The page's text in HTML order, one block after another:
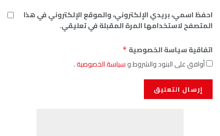
احفظ اسمي، بريدي الإلكتروني، والموقع الإلكتروني في هذا
المتصفح لاستخدامها المرة المقبلة في تعليقي.
اتفاقية سياسة الخصوصية *
أوافق على البنود والشروط وسياسة الخصوصية.